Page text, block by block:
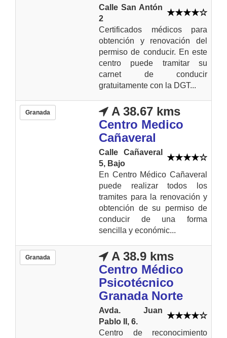
Calle San Antón
2
Certificados médicos para
obtención y renovación del
permiso de conducir. En este
centro puede tramitar su
carnet de conducir
gratuitamente con la DGT...
Granada
A 38.67 kms
Centro Medico
Cañaveral
Calle Cañaveral
5, Bajo
En Centro Médico Cañaveral
puede realizar todos los
tramites para la renovación y
obtención de su permiso de
conducir de una forma
sencilla y económic...
Granada
A 38.9 kms
Centro Médico
Psicotécnico
Granada Norte
Avda. Juan
Pablo II, 6.
Centro de reconocimiento